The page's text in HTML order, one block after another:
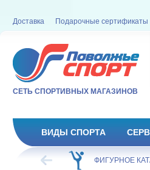
Доставка Подарочные сертификаты
СЕТЬ СПОРТИВНЫХ МАГАЗИНОВ
ВИДЫ СПОРТА
ХОККЕЙ ФИГУРНОЕ